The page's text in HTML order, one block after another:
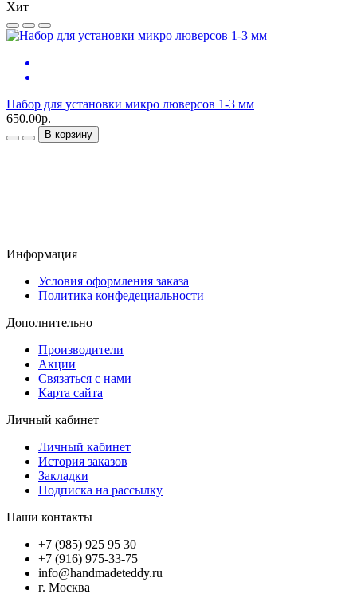
Хит
Набор для установки микро люверсов 1-3 мм
650.00р.
В корзину
Информация
Условия оформления заказа
Политика конфедециальности
Дополнительно
Производители
Акции
Связаться с нами
Карта сайта
Личный кабинет
Личный кабинет
История заказов
Закладки
Подписка на рассылку
Наши контакты
+7 (985) 925 95 30
+7 (916) 975-33-75
info@handmadeteddy.ru
г. Москва